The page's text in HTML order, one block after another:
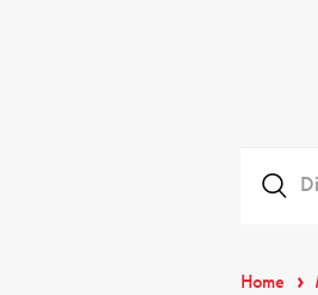
Home